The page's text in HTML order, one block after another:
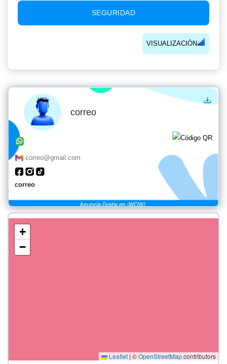
SEGURIDAD
VISUALIZACIÓN
correo
correo@gmail.com
correo
+
−
Leaflet | ©OpenStreetMapcontributors